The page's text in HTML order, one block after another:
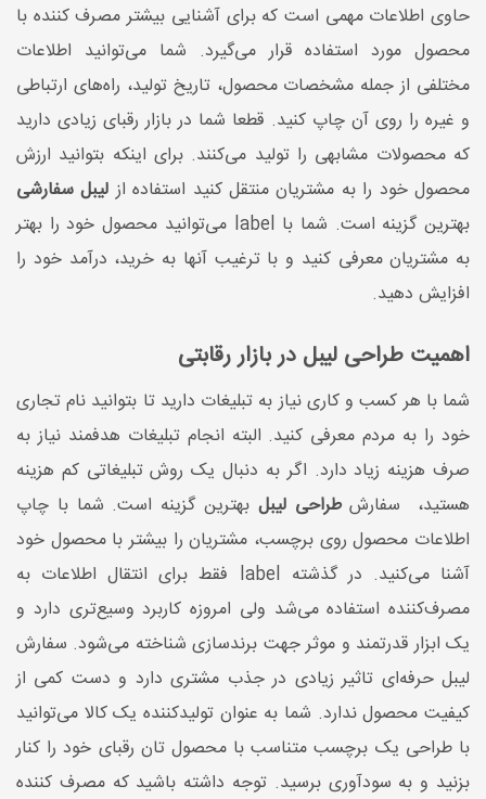
حاوی اطلاعات مهمی است که برای آشنایی بیشتر مصرف کننده با
محصول مورد استفاده قرار می‌گیرد. شما می‌توانید اطلاعات
مختلفی از جمله مشخصات محصول، تاریخ تولید، راه‌های ارتباطی
و غیره را روی آن چاپ کنید. قطعا شما در بازار رقبای زیادی دارید
که محصولات مشابهی را تولید می‌کنند. برای اینکه بتوانید ارزش
محصول خود را به مشتریان منتقل کنید استفاده از لیبل سفارشی
بهترین گزینه است. شما با label می‌توانید محصول خود را بهتر
به مشتریان معرفی کنید و با ترغیب آنها به خرید، درآمد خود‌ را
افزایش دهید.
اهمیت طراحی لیبل در بازار رقابتی
شما با هر کسب و کاری نیاز به تبلیغات دارید تا بتوانید نام تجاری
خود را به مردم معرفی کنید. البته انجام تبلیغات هدفمند نیاز به
صرف هزینه زیاد دارد. اگر به دنبال یک روش تبلیغاتی کم هزینه
هستید، سفارشطراحی لیبل بهترین گزینه است. شما با چاپ
اطلاعات محصول روی برچسب، مشتریان را بیشتر با محصول خود
آشنا می‌کنید. در گذشته label فقط برای انتقال اطلاعات به
مصرف‌کننده استفاده می‌شد ولی امروزه کاربرد وسیع‌تری دارد و
یک ابزار قدرتمند و موثر جهت برندسازی شناخته می‌شود. سفارش
لیبل حرفه‌ای تاثیر زیادی در جذب مشتری دارد و دست کمی از
کیفیت محصول ندارد. شما به عنوان تولیدکننده یک کالا می‌توانید
با طراحی‌ یک برچسب متناسب با محصول تان رقبای خود را کنار
بزنید و به سودآوری برسید. توجه داشته باشید که مصرف کننده